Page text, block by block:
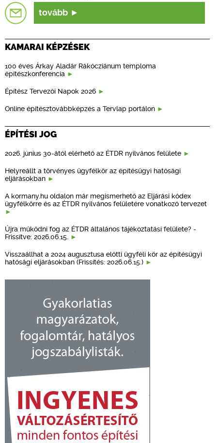
tovább
KAMARAI KÉPZÉSEK
100 éves Árkay Aladár Rákócziánum temploma
építészkonferencia
Építész Tervezői Napok 2026
Online építésztovábbképzés a Tervlap portálon
ÉPÍTÉSI JOG
2026. június 30-ától elérhető az ÉTDR nyilvános felülete
Helyreállt a törvényes ügyfélkör az építésügyi hatósági
eljárásokban
A kormany.hu oldalon már megismerhető az Eljárási kódex
ügyfélkörre és az ÉTDR nyilvános felületére vonatkozó tervezet
Újra működni fog az ÉTDR általános tájékoztatási felülete? -
Frissítve: 2026.06.15.
Visszaállhat a 2024 augusztusa előtti ügyféli kör az építésügyi
hatósági eljárásokban (Frissítés: 2026.06.15.)